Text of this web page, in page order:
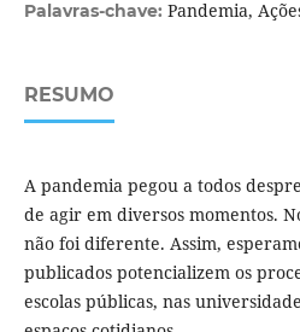
Palavras-chave: Pandemia,
RESUMO
A pandemia pegou a todos
de agir em diversos momentos.
não foi diferente. Assim,
publicados potencializem os
escolas públicas, nas